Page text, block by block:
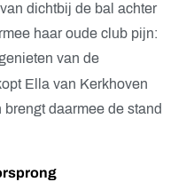
dichtbij de bal achter
haar oude club pijn:
van de
Ella van Kerkhoven
daarmee de stand